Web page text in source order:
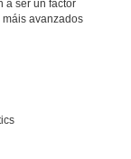
a ser un factor
avanzados
Vilar